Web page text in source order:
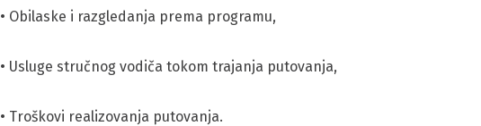
• Obilaske i razgledanja prema programu,
• Usluge stručnog vodiča tokom trajanja putovanja,
• Troškovi realizovanja putovanja.